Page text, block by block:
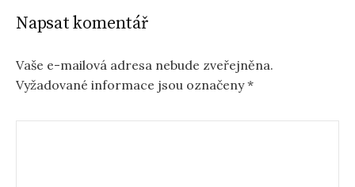
Napsat komentář
Vaše e-mailová adresa nebude zveřejněna.
Vyžadované informace jsou označeny*